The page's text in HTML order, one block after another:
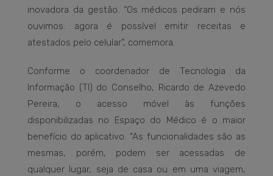
inovadora da gestão. “Os médicos pediram e nós
ouvimos: agora é possível emitir receitas e
atestados pelo celular”, comemora.
Conforme o coordenador de Tecnologia da
Informação (TI) do Conselho, Ricardo de Azevedo
Pereira, o acesso móvel às funções
disponibilizadas no Espaço do Médico é o maior
benefício do aplicativo. “As funcionalidades são as
mesmas, porém, podem ser acessadas de
qualquer lugar, seja de casa ou em uma viagem,